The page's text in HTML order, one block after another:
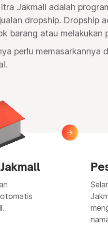
Jakmall adalah
dropship. Dropship
barang atau melakukan
perlu memasarkannya